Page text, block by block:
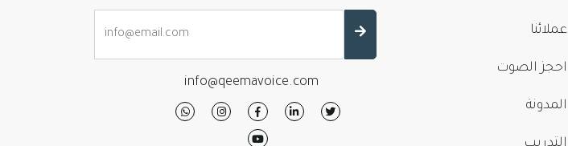
عملائنا
احجز الصوت
المدونة
info@qeemavoice.com